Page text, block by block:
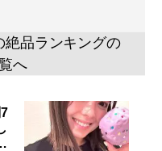
絶品ランキングの
へ